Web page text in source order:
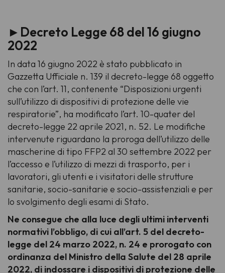
► Decreto Legge 68 del 16 giugno
2022
In data 16 giugno 2022 è stato pubblicato in
Gazzetta Ufficiale n. 139 il decreto-legge 68 oggetto
che con l’art. 11, contenente “Disposizioni urgenti
sull’utilizzo di dispositivi di protezione delle vie
respiratorie”, ha modificato l’art. 10-quater del
decreto-legge 22 aprile 2021, n. 52. Le modifiche
intervenute riguardano la proroga dell’utilizzo delle
mascherine di tipo FFP2 al 30 settembre 2022 per
l’accesso e l’utilizzo di mezzi di trasporto, per i
lavoratori, gli utenti e i visitatori delle strutture
sanitarie, socio-sanitarie e socio-assistenziali e per
lo svolgimento degli esami di Stato.
Ne consegue che alla luce degli ultimi interventi
normativi l’obbligo, di cui all’art. 5 del decreto-
legge del 24 marzo 2022, n. 24 e prorogato con
ordinanza del Ministro della Salute del 28 aprile
2022, di indossare i dispositivi di protezione delle